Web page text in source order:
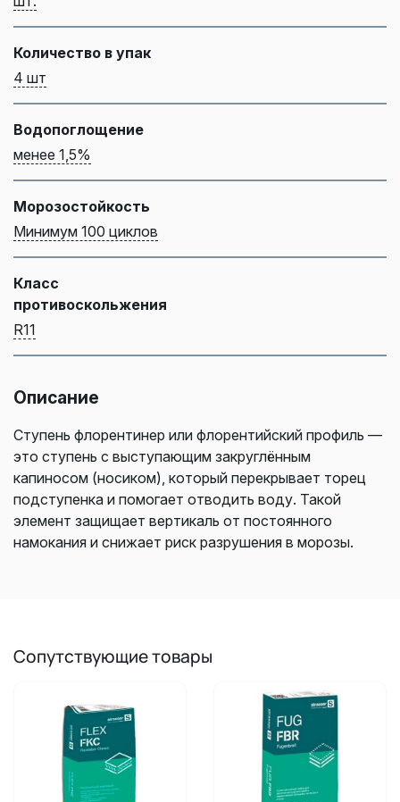
Количество в упак
4 шт
Водопоглощение
менее 1,5%
Морозостойкость
Минимум 100 циклов
Класс
противоскольжения
R11
Описание
Ступень флорентинер или флорентийский профиль —
это ступень с выступающим закруглённым
капиносом (носиком), который перекрывает торец
подступенка и помогает отводить воду. Такой
элемент защищает вертикаль от постоянного
намокания и снижает риск разрушения в морозы.
Сопутствующие товары